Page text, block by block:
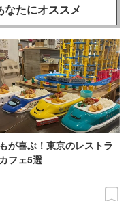
なたにオススメ
が喜ぶ！東京のレストラ
フェ5選